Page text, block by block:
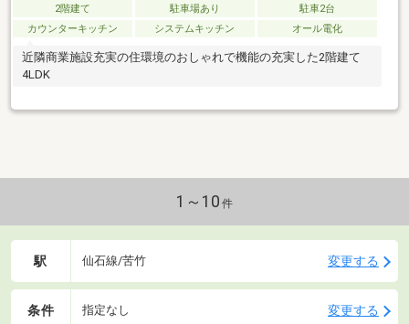
2階建て 駐車場あり
駐車2台
カウンターキッチン
システムキッチン オール電化
近隣商業施設充実の住環境のおしゃれで機能の充実した2階建て
4LDK
1～10 件
駅 仙石線/苦竹 変更する
条件 指定なし 変更する